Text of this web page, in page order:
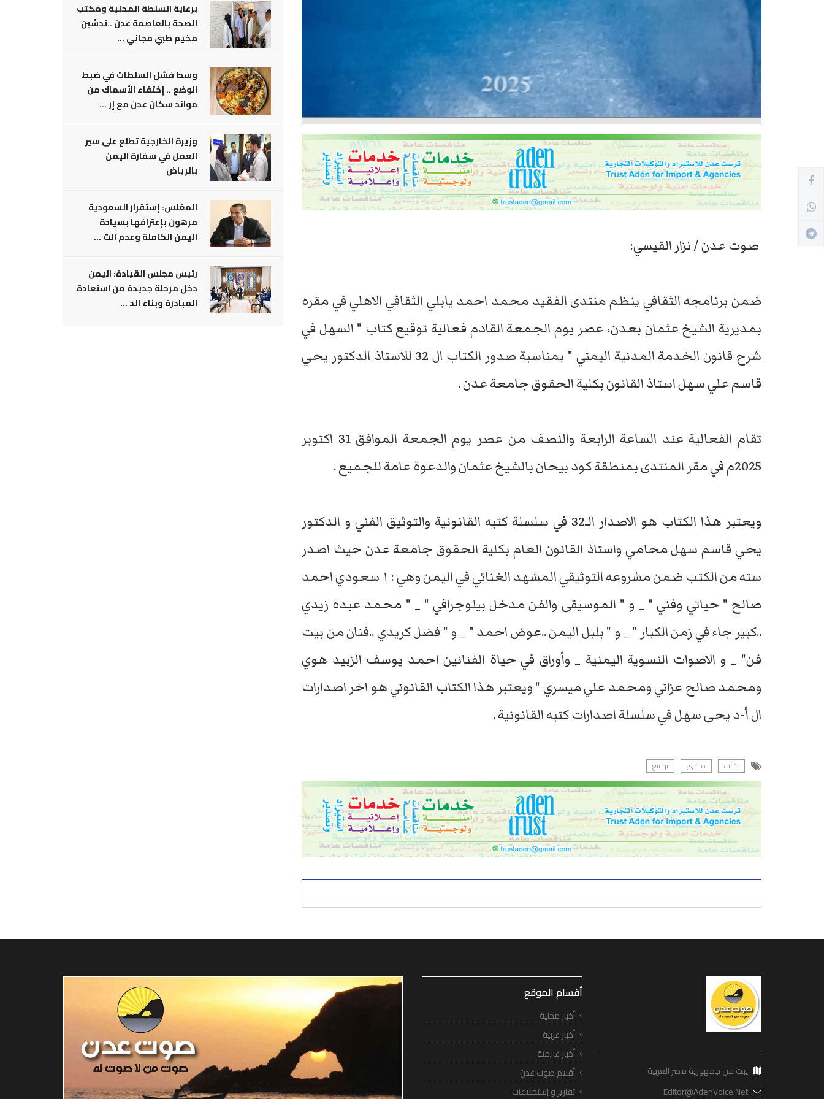
صوت عدن / نزار القيسي:
ضمن برنامجه الثقافي ينظم منتدى الفقيد محمد احمد يابلي الثقافي الاهلي في مقره
بمديرية الشيخ عثمان بعدن، عصر يوم الجمعة القادم فعالية توقيع كتاب " السهل في
شرح قانون الخدمة المدنية اليمني " بمناسبة صدور الكتاب ال 32 للاستاذ الدكتور يحي
قاسم علي سهل استاذ القانون بكلية الحقوق جامعة عدن .
تقام الفعالية عند الساعة الرابعة والنصف من عصر يوم الجمعة الموافق 31 اكتوبر
2025م في مقر المنتدى بمنطقة كود بيحان بالشيخ عثمان والدعوة عامة للجميع .
ويعتبر هذا الكتاب هو الاصدار الـ32 في سلسلة كتبه القانونية والتوثيق الفني و الدكتور
يحي قاسم سهل محامي واستاذ القانون العام بكلية الحقوق جامعة عدن حيث اصدر
سته من الكتب ضمن مشروعه التوثيقي المشهد الغنائي في اليمن وهي : ١ سعودي احمد
صالح " حياتي وفني " _ و " الموسيقى والفن مدخل بيلوجرافي " _ " محمد عبده زيدي
..كبير جاء في زمن الكبار " _ و " بلبل اليمن ..عوض احمد " _ و " فضل كريدي ..فنان من بيت
فن" _ و الاصوات النسوية اليمنية _ وأوراق في حياة الفنانين احمد يوسف الزبيد هوي
ومحمد صالح عزاني ومحمد علي ميسري " ويعتبر هذا الكتاب القانوني هو اخر اصدارات
ال أ-د يحى سهل في سلسلة اصدارات كتبه القانونية .
كتاب منتدى توقيع
برعاية السلطة المحلية ومكتب
الصحة بالعاصمة عدن ..تدشين
مخيم طبي مجاني ...
وسط فشل السلطات في ضبط
الوضع .. إختفاء الأسماك من
موائد سكان عدن مع إر ...
وزيرة الخارجية تطلع على سير
العمل في سفارة اليمن
بالرياض
المغلس: إستقرار السعودية
مرهون بإعترافها بسيادة
اليمن الكاملة وعدم الت ...
رئيس مجلس القيادة: اليمن
دخل مرحلة جديدة من استعادة
المبادرة وبناء الد ...
يبث من جمهورية مصر العربية
Editor@AdenVoice.Net
أقسام الموقع
أخبار محلية
أخبار عربية
أخبار عالمية
أقلام صوت عدن
تقارير و إستطلاعات